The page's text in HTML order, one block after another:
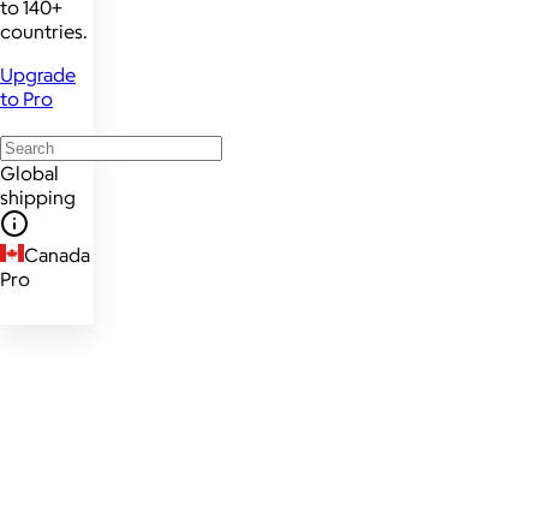
to 140+
countries.
Upgrade
to Pro
Global
shipping
Canada
Pro